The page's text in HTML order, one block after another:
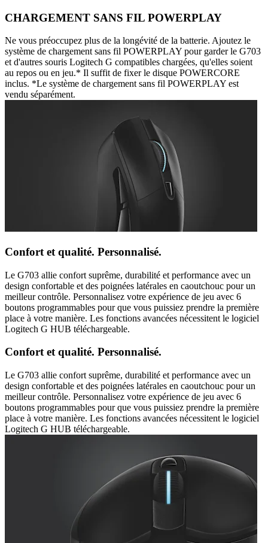
CHARGEMENT SANS FIL POWERPLAY
Ne vous préoccupez plus de la longévité de la batterie. Ajoutez le
système de chargement sans fil POWERPLAY pour garder le G703
et d'autres souris Logitech G compatibles chargées, qu'elles soient
au repos ou en jeu.* Il suffit de fixer le disque POWERCORE
inclus. *Le système de chargement sans fil POWERPLAY est
vendu séparément.
Confort et qualité. Personnalisé.
Le G703 allie confort suprême, durabilité et performance avec un
design confortable et des poignées latérales en caoutchouc pour un
meilleur contrôle. Personnalisez votre expérience de jeu avec 6
boutons programmables pour que vous puissiez prendre la première
place à votre manière. Les fonctions avancées nécessitent le logiciel
Logitech G HUB téléchargeable.
Confort et qualité. Personnalisé.
Le G703 allie confort suprême, durabilité et performance avec un
design confortable et des poignées latérales en caoutchouc pour un
meilleur contrôle. Personnalisez votre expérience de jeu avec 6
boutons programmables pour que vous puissiez prendre la première
place à votre manière. Les fonctions avancées nécessitent le logiciel
Logitech G HUB téléchargeable.